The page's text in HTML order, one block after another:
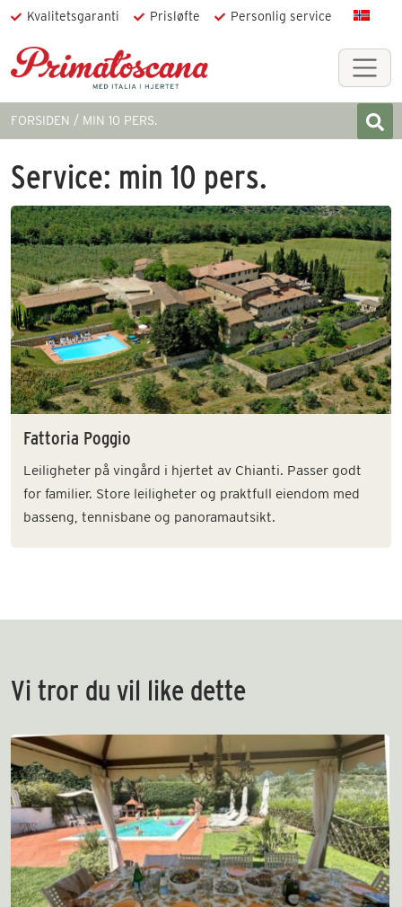
Kvalitetsgaranti Prisløfte Personlig service
FORSIDEN MIN 10 PERS.
Service: min 10 pers.
Fattoria Poggio
Leiligheter på vingård i hjertet av Chianti. Passer godt
for familier. Store leiligheter og praktfull eiendom med
basseng, tennisbane og panoramautsikt.
Vi tror du vil like dette